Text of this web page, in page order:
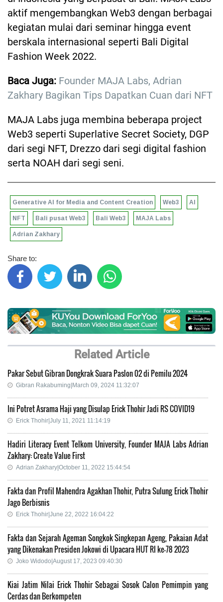
aktif mengembangkan Web3 dengan berbagai
kegiatan mulai dari seminar hingga event
berskala internasional seperti Bali Digital
Fashion Week 2022.
Baca Juga: Founder MAJA Labs, Adrian
Zakhary Bagikan Tips Dapatkan Cuan dari NFT
MAJA Labs juga membina beberapa project
Web3 seperti Superlative Secret Society, DGP
dari segi NFT, Drezzo dari segi digital fashion
serta NOAH dari segi seni.
Generative AI for Media and Content Creation Web3 AI
NFT Bali pusat Web3 Bali Web3 MAJA Labs
Adrian Zakhary
Share to:
Related Article
Pakar Sebut Gibran Dongkrak Suara Paslon 02 di Pemilu 2024
Gibran Rakabuming|March 09, 2024 11:32:07
Ini Potret Asrama Haji yang Disulap Erick Thohir Jadi RS COVID19
Erick Thohir|July 11, 2021 11:14:19
Hadiri Literacy Event Telkom University, Founder MAJA Labs Adrian
Zakhary: Create Value First
Adrian Zakhary|October 11, 2022 15:44:54
Fakta dan Profil Mahendra Agakhan Thohir, Putra Sulung Erick Thohir
Jago Berbisnis
Erick Thohir|June 22, 2022 16:04:22
Fakta dan Sejarah Ageman Songkok Singkepan Ageng, Pakaian Adat
yang Dikenakan Presiden Jokowi di Upacara HUT RI ke-78 2023
Joko Widodo|August 17, 2023 09:40:30
Kiai Jatim Nilai Erick Thohir Sebagai Sosok Calon Pemimpin yang
Cerdas dan Berkompeten